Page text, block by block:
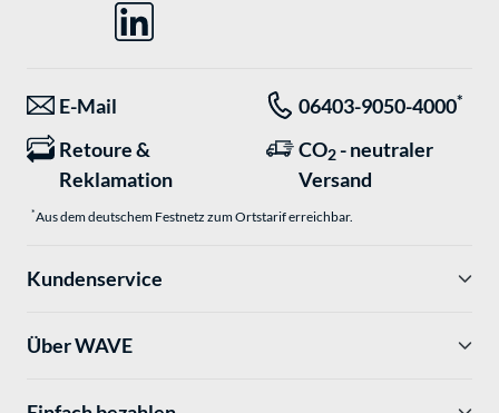
E-Mail 06403-9050-4000*
Retoure &
Reklamation
CO2 - neutraler
Versand
*Aus dem deutschem Festnetz zum Ortstarif erreichbar.
Kundenservice
Über WAVE